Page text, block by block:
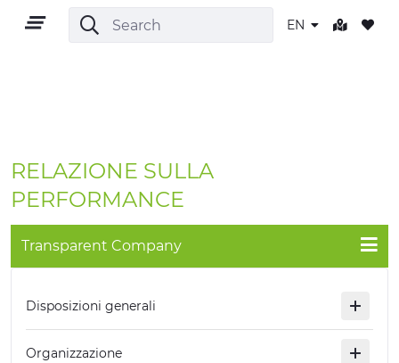
EN
TERRITORY
OUTDOOR
RELAZIONE SULLA
PERFORMANCE
Transparent Company
Disposizioni generali
Organizzazione